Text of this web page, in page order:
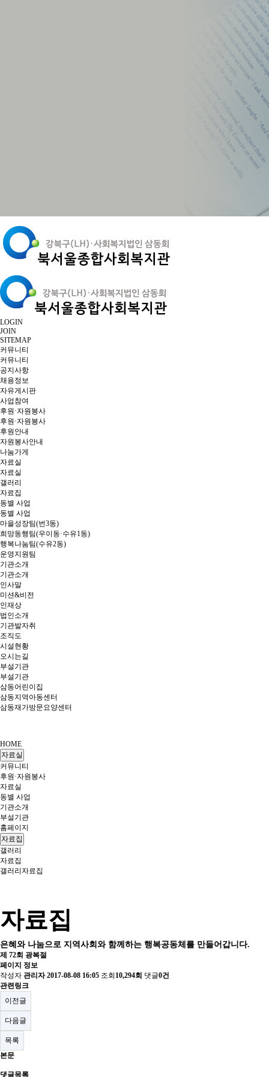
LOGIN
JOIN
SITEMAP
커뮤니티
커뮤니티
공지사항
채용정보
자유게시판
사업참여
후원·자원봉사
후원·자원봉사
후원안내
자원봉사안내
나눔가게
자료실
자료실
갤러리
자료집
동별 사업
동별 사업
마을성장팀(번3동)
희망동행팀(우이동·수유1동)
행복나눔팀(수유2동)
운영지원팀
기관소개
기관소개
인사말
미션&비전
인재상
법인소개
기관발자취
조직도
시설현황
오시는길
부설기관
부설기관
삼동어린이집
삼동지역아동센터
삼동재가방문요양센터
HOME
자료실
커뮤니티
후원·자원봉사
자료실
동별 사업
기관소개
부설기관
홈페이지
자료집
갤러리
자료집
갤러리 자료집
자료집
은혜와 나눔으로 지역사회와 함께하는 행복공동체를 만들어갑니다.
제 72회 광복절
페이지 정보
작성자 관리자 2017-08-08 16:05 조회 10,294회 댓글0건
관련링크
이전글
다음글
목록
본문
댓글목록